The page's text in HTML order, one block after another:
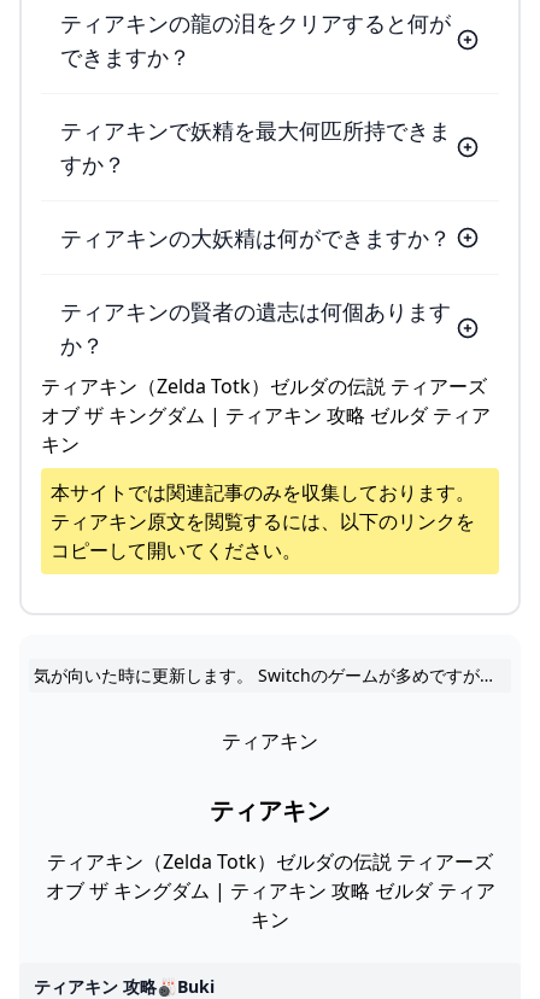
ティアキンの龍の泪をクリアすると何が
できますか？
ティアキンで妖精を最大何匹所持できま
すか？
ティアキンの大妖精は何ができますか？
ティアキンの賢者の遺志は何個あります
か？
ティアキン（Zelda Totk）ゼルダの伝説 ティアーズ
オブ ザ キングダム | ティアキン 攻略 ゼルダ ティア
キン
本サイトでは関連記事のみを収集しております。
ティアキン原文を閲覧するには、以下のリンクを
コピーして開いてください。
気が向いた時に更新します。 Switchのゲームが多めですが時々違う事も書いたりします。
ティアキン
ティアキン
ティアキン（Zelda Totk）ゼルダの伝説 ティアーズ
オブ ザ キングダム | ティアキン 攻略 ゼルダ ティア
キン
ティアキン 攻略🎳buki